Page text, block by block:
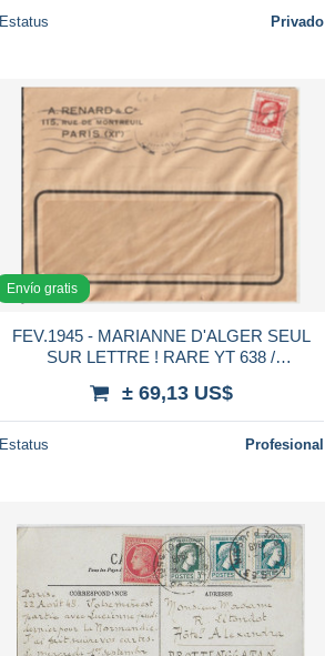
Estatus Privado
Envío gratis
FEV.1945 - MARIANNE D'ALGER SEUL
SUR LETTRE ! RARE YT 638 /
± 69,13 US$
Estatus Profesional